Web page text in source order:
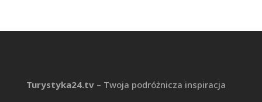
Turystyka24.tv– Twoja podróżnicza inspiracja